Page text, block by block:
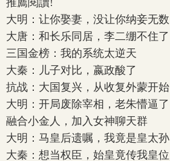
推薦閱讀!
大明：让你娶妻，没让你纳妾无数
大唐：和长乐同居，李二绷不住了
三国金榜：我的系统太逆天
大秦：儿子对比，嬴政酸了
抗战：大国复兴，从收复外蒙开始
大明：开局废除宰相，老朱懵逼了
融合小金人，加入女神聊天群
大明：马皇后遗嘱，我竟是皇太孙
大秦：想当权臣，始皇竟传我皇位